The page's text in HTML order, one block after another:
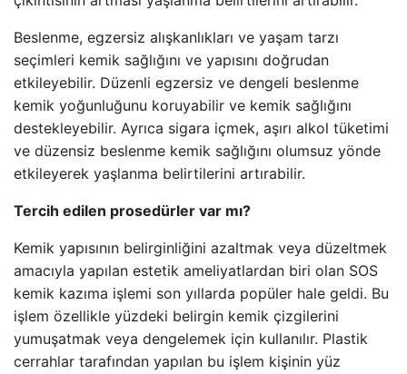
Beslenme, egzersiz alışkanlıkları ve yaşam tarzı
seçimleri kemik sağlığını ve yapısını doğrudan
etkileyebilir. Düzenli egzersiz ve dengeli beslenme
kemik yoğunluğunu koruyabilir ve kemik sağlığını
destekleyebilir. Ayrıca sigara içmek, aşırı alkol tüketimi
ve düzensiz beslenme kemik sağlığını olumsuz yönde
etkileyerek yaşlanma belirtilerini artırabilir.
Tercih edilen prosedürler var mı?
Kemik yapısının belirginliğini azaltmak veya düzeltmek
amacıyla yapılan estetik ameliyatlardan biri olan SOS
kemik kazıma işlemi son yıllarda popüler hale geldi. Bu
işlem özellikle yüzdeki belirgin kemik çizgilerini
yumuşatmak veya dengelemek için kullanılır. Plastik
cerrahlar tarafından yapılan bu işlem kişinin yüz